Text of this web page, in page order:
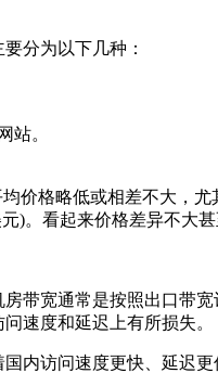
分为以下几种：
站。
格略低或相差不大，尤
)。看起来价格差异不大
宽通常是按照出口带
速度和延迟上有所损失。
访问速度更快、延迟